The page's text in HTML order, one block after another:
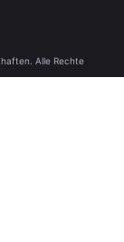
Alle Rechte